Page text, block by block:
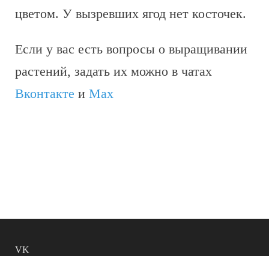
цветом. У вызревших ягод нет косточек.
Если у вас есть вопросы о выращивании
растений, задать их можно в чатах
Вконтакте и Max
VK